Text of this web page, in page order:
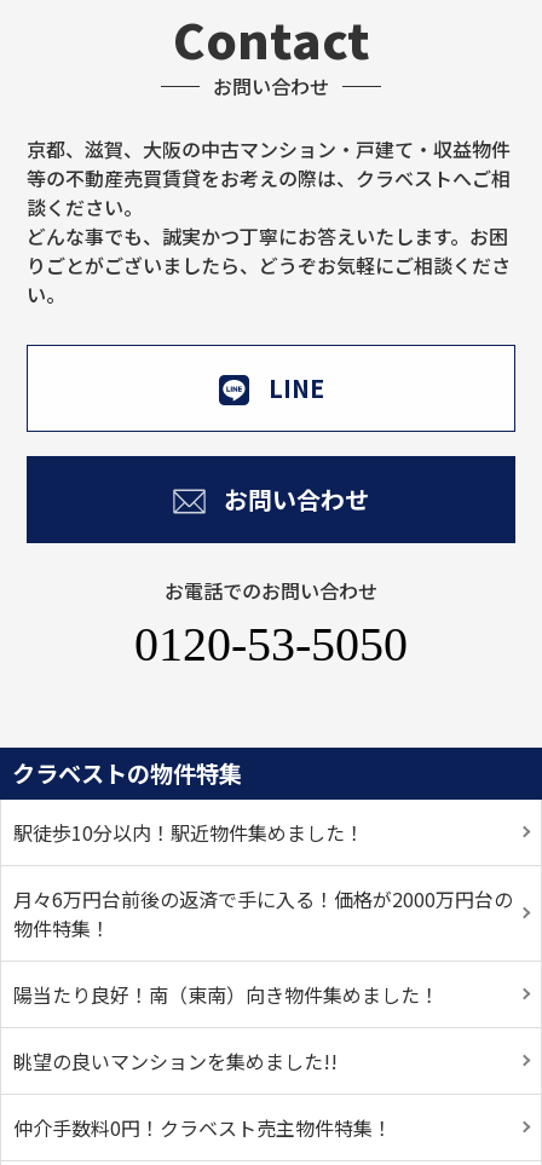
Contact
お問い合わせ
京都、滋賀、大阪の中古マンション・戸建て・収益物件
等の不動産売買賃貸をお考えの際は、クラベストへご相
談ください。
どんな事でも、誠実かつ丁寧にお答えいたします。お困
りごとがございましたら、どうぞお気軽にご相談くださ
い。
LINE
お問い合わせ
お電話でのお問い合わせ
0120-53-5050
クラベストの物件特集
駅徒歩10分以内！駅近物件集めました！
月々6万円台前後の返済で手に入る！価格が2000万円台の
物件特集！
陽当たり良好！南（東南）向き物件集めました！
眺望の良いマンションを集めました!!
仲介手数料0円！クラベスト売主物件特集！